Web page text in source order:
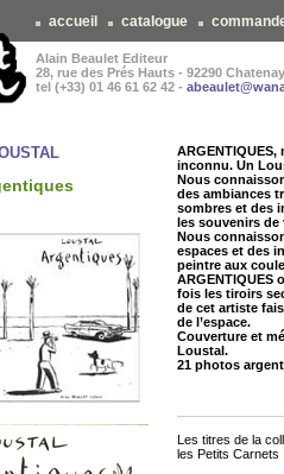
accueil catalogue
Alain Beaulet Editeur
28, rue des Prés Hauts - 92290
tel (+33) 01 46 61 62 42 -
inconnu. Un
Nous
des ambiances
sombres et des
les souvenirs de
Nous
espaces et des
peintre aux
ARGENTIQUES
fois les tiroirs
de cet artiste
de l’espace.
Couverture et
Loustal.
21 photos
Les titres de la
les Petits Carnets :